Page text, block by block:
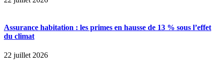
Assurance habitation : les primes en hausse de 13 % sous l’effet
du climat
22 juillet 2026